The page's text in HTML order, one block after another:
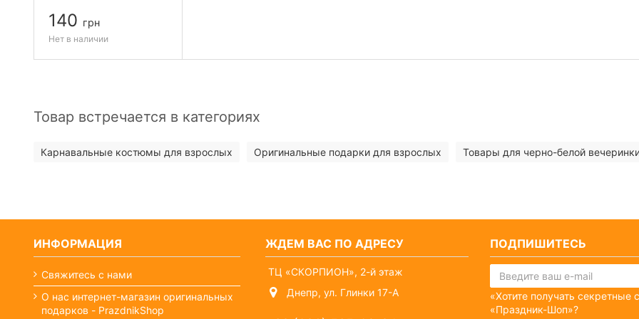
140 грн
Нет в наличии
Товар встречается в категориях
Карнавальные костюмы для взрослых Оригинальные подарки для взрослых Товары для черно-белой
ИНФОРМАЦИЯ
Свяжитесь с нами
О нас интернет-магазин оригинальных
подарков - PrazdnikShop
ЖДЕМ ВАС ПО АДРЕСУ
ТЦ «СКОРПИОН», 2-й этаж
Днепр, ул. Глинки 17-А
ПОДПИШИТЕСЬ
«Хотите получать секретные
«Праздник-Шоп»?